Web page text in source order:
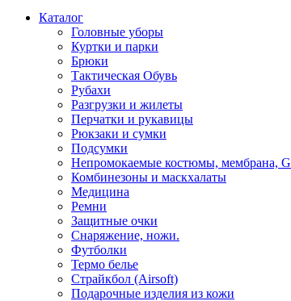
Каталог
Головные уборы
Куртки и парки
Брюки
Тактическая Обувь
Рубахи
Разгрузки и жилеты
Перчатки и рукавицы
Рюкзаки и сумки
Подсумки
Непромокаемые костюмы, мембрана,
Комбинезоны и маскхалаты
Медицина
Ремни
Защитные очки
Снаряжение, ножи.
Футболки
Термо белье
Страйкбол (Airsoft)
Подарочные изделия из кожи